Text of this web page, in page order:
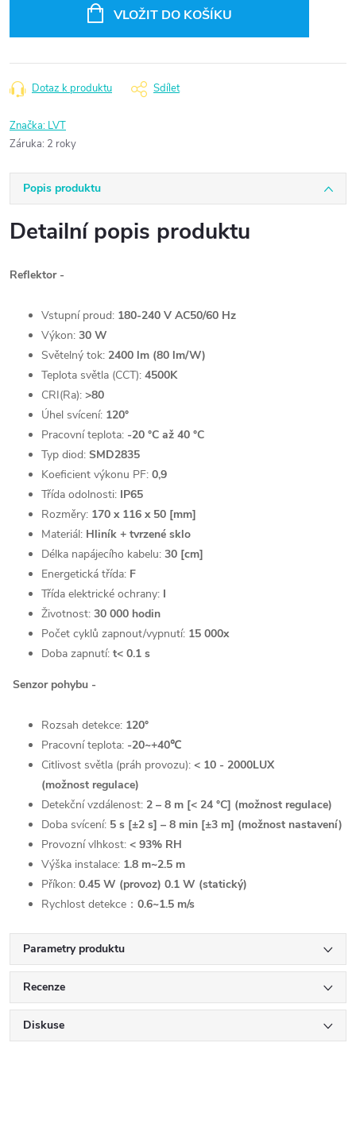
VLOŽIT DO KOŠÍKU
Dotaz k produktu Sdílet
Značka: LVT
Záruka: 2 roky
Popis produktu
Detailní popis produktu
Reflektor -
Vstupní proud: 180-240 V AC50/60 Hz
Výkon: 30 W
Světelný tok: 2400 lm (80 lm/W)
Teplota světla (CCT): 4500K
CRI(Ra): >80
Úhel svícení: 120°
Pracovní teplota: -20 °C až 40 °C
Typ diod: SMD2835
Koeficient výkonu PF: 0,9
Třída odolnosti: IP65
Rozměry: 170 x 116 x 50 [mm]
Materiál: Hliník + tvrzené sklo
Délka napájecího kabelu: 30 [cm]
Energetická třída: F
Třída elektrické ochrany: I
Životnost: 30 000 hodin
Počet cyklů zapnout/vypnutí: 15 000x
Doba zapnutí: t< 0.1 s
Senzor pohybu -
Rozsah detekce: 120°
Pracovní teplota: -20~+40℃
Citlivost světla (práh provozu): < 10 - 2000LUX
(možnost regulace)
Detekční vzdálenost: 2 – 8 m [< 24 °C] (možnost regulace)
Doba svícení: 5 s [±2 s] – 8 min [±3 m] (možnost nastavení)
Provozní vlhkost: < 93% RH
Výška instalace: 1.8 m~2.5 m
Příkon: 0.45 W (provoz) 0.1 W (statický)
Rychlost detekce： 0.6~1.5 m/s
Parametry produktu
Recenze
Diskuse